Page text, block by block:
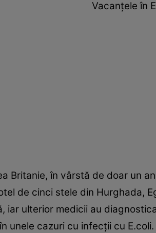
Vacanțele în
Britanie, în vârstă de doar un
de cinci stele din Hurghada,
iar ulterior medicii au
unele cazuri cu infecții cu E.coli.